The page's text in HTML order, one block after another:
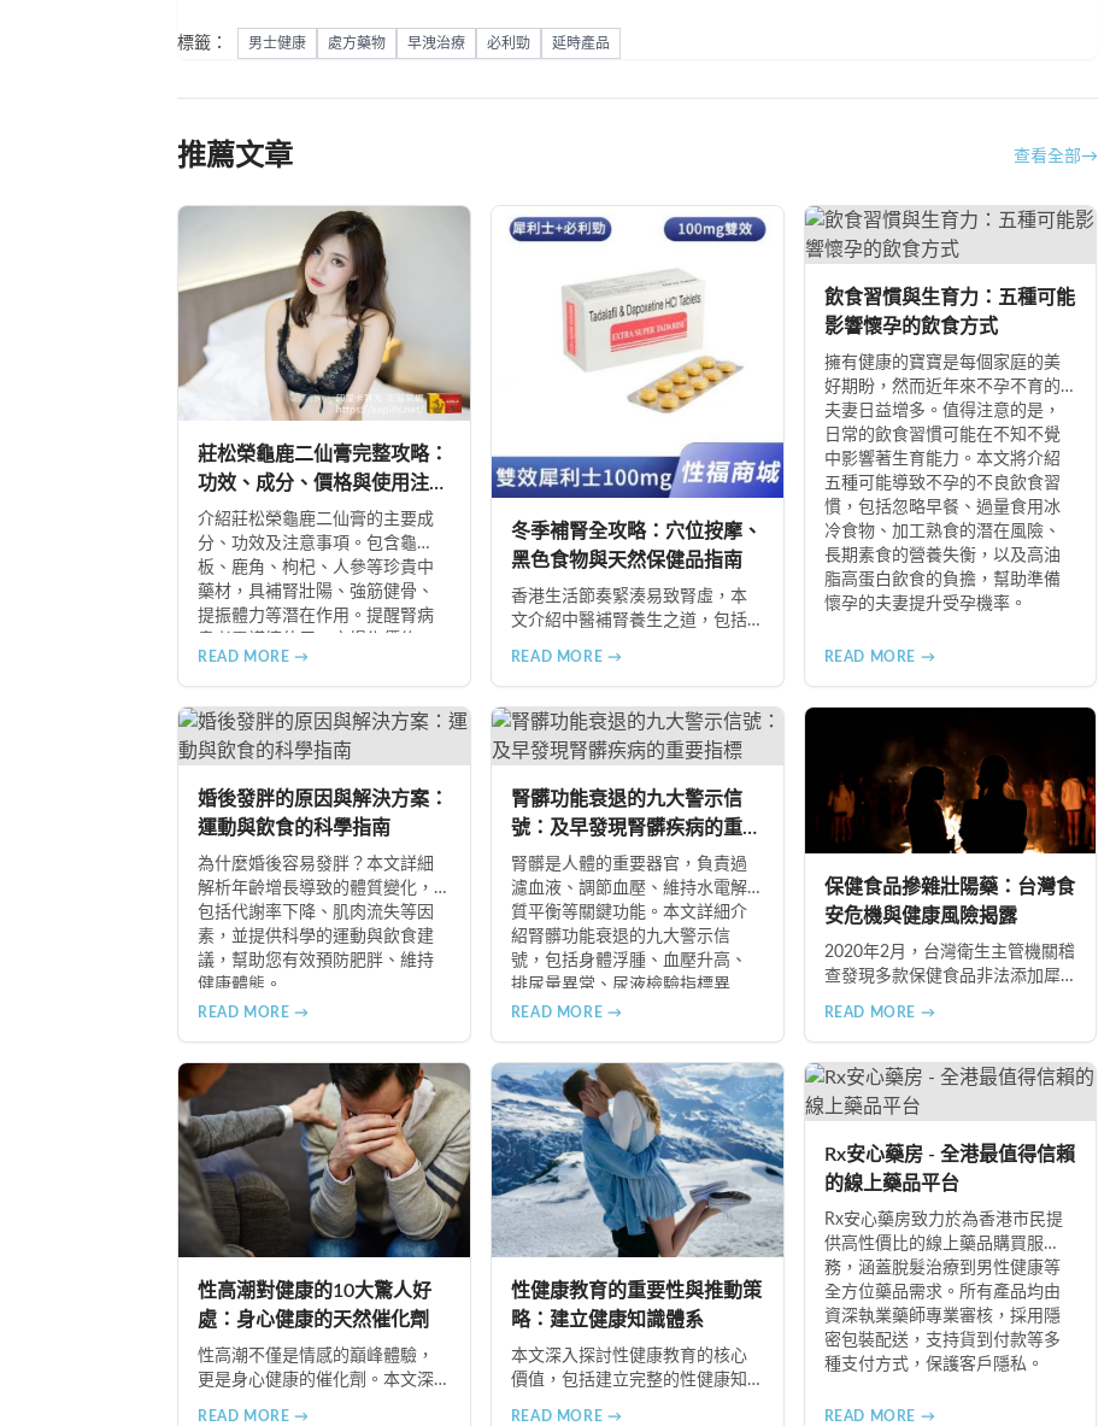
標籤： 男士健康 處方藥物 早洩治療 必利勁 延時產品
推薦文章 查看全部→
莊松榮龜鹿二仙膏完整攻略：
功效、成分、價格與使用注意
事項
介紹莊松榮龜鹿二仙膏的主要成
分、功效及注意事項。包含龜
板、鹿角、枸杞、人參等珍貴中
藥材，具補腎壯陽、強筋健骨、
提振體力等潛在作用。提醒腎病
NT$12,500-12,800。
READ MORE →
冬季補腎全攻略：穴位按摩、
黑色食物與天然保健品指南
香港生活節奏緊湊易致腎虛，本
文介紹中醫補腎養生之道，包括
食物的食療功效，並推薦 Candy
B+ Complex 等天然保健品，助您
冬季有效補腎強身。
READ MORE →
飲食習慣與生育力：五種可能
影響懷孕的飲食方式
擁有健康的寶寶是每個家庭的美
好期盼，然而近年來不孕不育的
夫妻日益增多。值得注意的是，
日常的飲食習慣可能在不知不覺
中影響著生育能力。本文將介紹
五種可能導致不孕的不良飲食習
慣，包括忽略早餐、過量食用冰
冷食物、加工熟食的潛在風險、
長期素食的營養失衡，以及高油
脂高蛋白飲食的負擔，幫助準備
懷孕的夫妻提升受孕機率。
READ MORE →
婚後發胖的原因與解決方案：
運動與飲食的科學指南
為什麼婚後容易發胖？本文詳細
解析年齡增長導致的體質變化，
包括代謝率下降、肌肉流失等因
素，並提供科學的運動與飲食建
議，幫助您有效預防肥胖、維持
健康體態。
READ MORE →
腎髒功能衰退的九大警示信
號：及早發現腎髒疾病的重要
指標
腎髒是人體的重要器官，負責過
濾血液、調節血壓、維持水電解
質平衡等關鍵功能。本文詳細介
紹腎髒功能衰退的九大警示信
號，包括身體浮腫、血壓升高、
排尿量異常、尿液檢驗指標異
常、怕冷手腳冰涼、頭暈目眩伴
助您及早發現腎髒疾病的跡象，
儘快就醫檢查。
READ MORE →
保健食品摻雜壯陽藥：台灣食
安危機與健康風險揭露
2020年2月，台灣衛生主管機關稽
查發現多款保健食品非法添加犀
深入分析非法添加壯陽藥物的健
康危害，包含真實死亡案例，並
呼籲民眾透過合法管道購藥，切
勿聽信偏方。
READ MORE →
性高潮對健康的10大驚人好
處：身心健康的天然催化劑
性高潮不僅是情感的巔峰體驗，
更是身心健康的催化劑。本文深
READ MORE →
性健康教育的重要性與推動策
略：建立健康知識體系
本文深入探討性健康教育的核心
價值，包括建立完整的性健康知
READ MORE →
Rx安心藥房 - 全港最值得信賴
的線上藥品平台
Rx安心藥房致力於為香港市民提
供高性價比的線上藥品購買服
務，涵蓋脫髮治療到男性健康等
全方位藥品需求。所有產品均由
資深執業藥師專業審核，採用隱
密包裝配送，支持貨到付款等多
種支付方式，保護客戶隱私。
READ MORE →